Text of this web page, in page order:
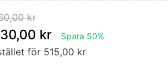
kr
kr Spara 50%
för 515,00 kr